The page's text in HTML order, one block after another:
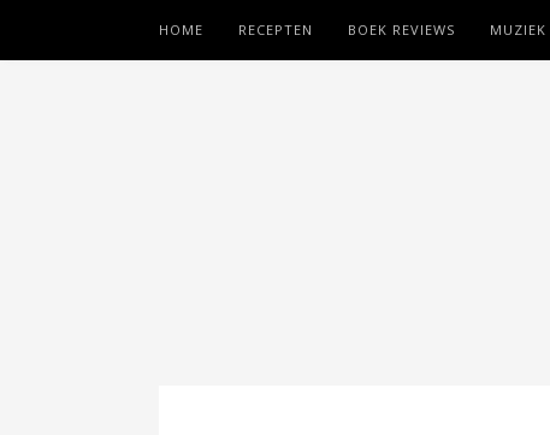
HOME RECEPTEN BOEK REVIEWS MUZIEK